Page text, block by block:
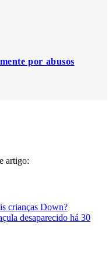
por abusos
artigo:
crianças Down?
desaparecido há 30